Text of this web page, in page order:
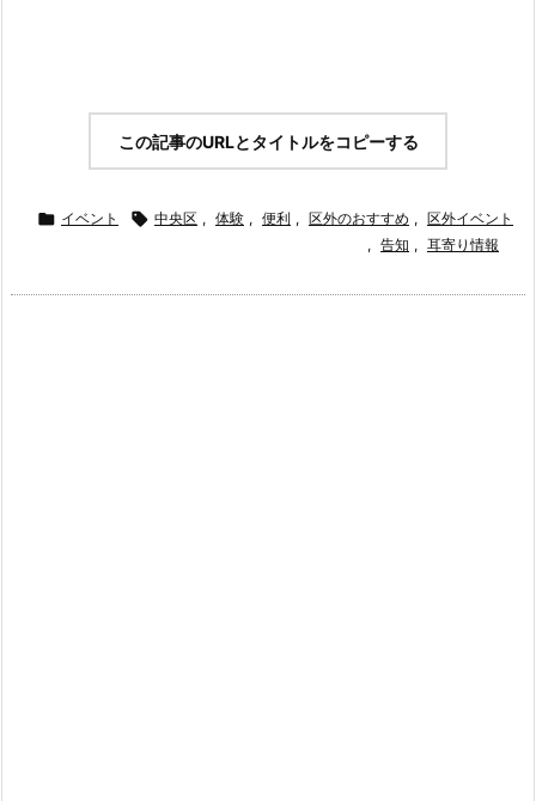
この記事のURLとタイトルをコピーする
 イベント  中央区 , 体験 , 便利 , 区外のおすすめ , 区外イベント
, 告知 , 耳寄り情報